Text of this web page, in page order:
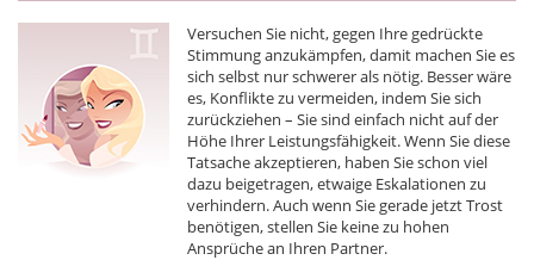
Versuchen Sie nicht, gegen Ihre gedrückte
Stimmung anzukämpfen, damit machen Sie es
sich selbst nur schwerer als nötig. Besser wäre
es, Konflikte zu vermeiden, indem Sie sich
zurückziehen – Sie sind einfach nicht auf der
Höhe Ihrer Leistungsfähigkeit. Wenn Sie diese
Tatsache akzeptieren, haben Sie schon viel
dazu beigetragen, etwaige Eskalationen zu
verhindern. Auch wenn Sie gerade jetzt Trost
benötigen, stellen Sie keine zu hohen
Ansprüche an Ihren Partner.